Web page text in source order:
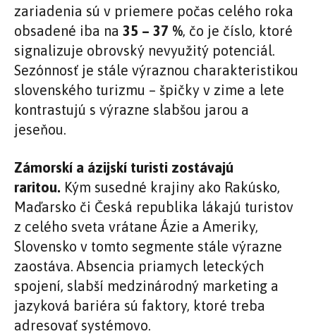
zariadenia sú v priemere počas celého roka
obsadené iba na 35 – 37 %, čo je číslo, ktoré
signalizuje obrovský nevyužitý potenciál.
Sezónnosť je stále výraznou charakteristikou
slovenského turizmu – špičky v zime a lete
kontrastujú s výrazne slabšou jarou a
jeseňou.
Zámorskí a ázijskí turisti zostávajú
raritou. Kým susedné krajiny ako Rakúsko,
Maďarsko či Česká republika lákajú turistov
z celého sveta vrátane Ázie a Ameriky,
Slovensko v tomto segmente stále výrazne
zaostáva. Absencia priamych leteckých
spojení, slabší medzinárodný marketing a
jazyková bariéra sú faktory, ktoré treba
adresovať systémovo.